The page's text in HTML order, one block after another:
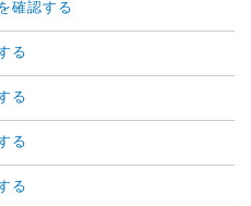
確認する
る
る
る
る